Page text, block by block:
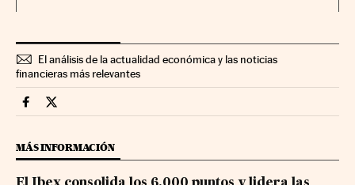
El análisis de la actualidad económica y las noticias
financieras más relevantes
Mercados Financieros Cinco Días en Facebook
Mercados Financieros Cinco Días en Twitter
MÁS INFORMACIÓN